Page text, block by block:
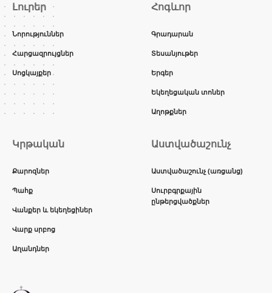
Լուրեր
Նորություններ
Հարցազրույցներ
Սոցկայքեր
Հոգևոր
Գրադարան
Տեսանյութեր
Երգեր
Եկեղեցական տոներ
Աղոթքներ
Կրթական
Քարոզներ
Պահք
Վանքեր և եկեղեցիներ
Վարք սրբոց
Աղանդներ
Աստվածաշունչ
Աստվածաշունչ (առցանց)
Սուրբգրքային
ընթերցվածքներ